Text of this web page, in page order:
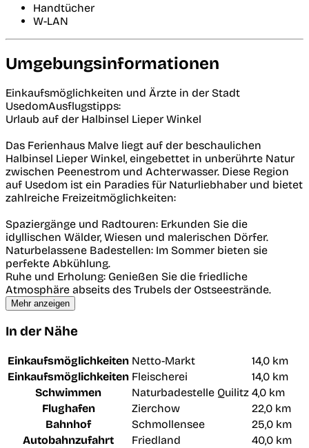
Handtücher
W-LAN
Umgebungsinformationen
Einkaufsmöglichkeiten und Ärzte in der Stadt
UsedomAusflugstipps:
Urlaub auf der Halbinsel Lieper Winkel
Das Ferienhaus Malve liegt auf der beschaulichen
Halbinsel Lieper Winkel, eingebettet in unberührte Natur
zwischen Peenestrom und Achterwasser. Diese Region
auf Usedom ist ein Paradies für Naturliebhaber und bietet
zahlreiche Freizeitmöglichkeiten:
Spaziergänge und Radtouren: Erkunden Sie die
idyllischen Wälder, Wiesen und malerischen Dörfer.
Naturbelassene Badestellen: Im Sommer bieten sie
perfekte Abkühlung.
Ruhe und Erholung: Genießen Sie die friedliche
Atmosphäre abseits des Trubels der Ostseestrände.
Mehr anzeigen
In der Nähe
Einkaufsmöglichkeiten Netto-Markt
14,0 km
Einkaufsmöglichkeiten Fleischerei
14,0 km
Schwimmen
Naturbadestelle Quilitz 4,0 km
Flughafen
Zierchow
22,0 km
Bahnhof
Schmollensee
25,0 km
Autobahnzufahrt
Friedland
40,0 km